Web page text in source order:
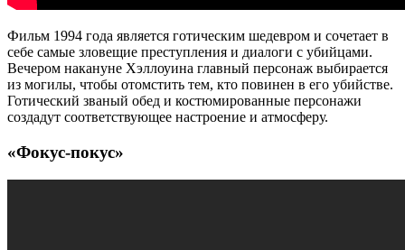
Фильм 1994 года является готическим шедевром и сочетает в
себе самые зловещие преступления и диалоги с убийцами.
Вечером накануне Хэллоуина главный персонаж выбирается
из могилы, чтобы отомстить тем, кто повинен в его убийстве.
Готический званый обед и костюмированные персонажи
создадут соответствующее настроение и атмосферу.
«Фокус-покус»